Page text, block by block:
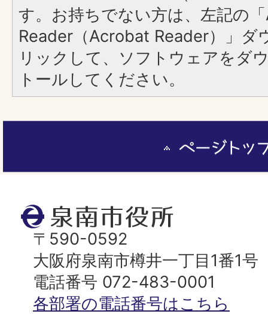
す。お持ちでない方は、左記の
Reader（Acrobat Reader）」ダ
リックして、ソフトウェアをダ
トールしてください。
泉
南
市
役
所
〒590-0592
大阪府泉南市樽井一丁目1番1号
電話番号 072-483-0001
各部署の電話番号はこちら